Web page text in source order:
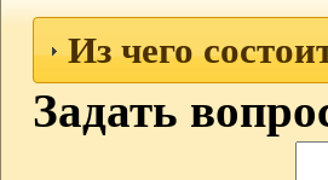
Из чего
Задать